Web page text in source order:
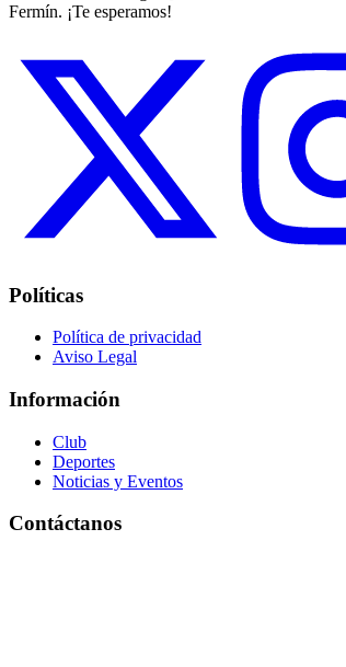
Fermín. ¡Te esperamos!
Políticas
Política de privacidad
Aviso Legal
Información
Club
Deportes
Noticias y Eventos
Contáctanos